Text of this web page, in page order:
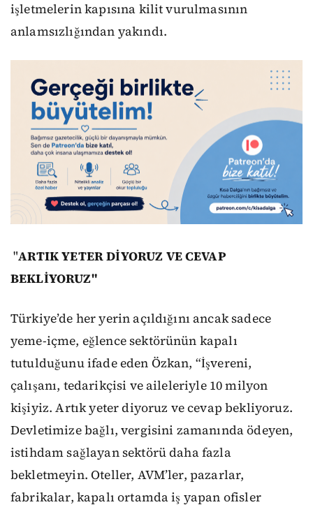
işletmelerin kapısına kilit vurulmasının
anlamsızlığından yakındı.
"ARTIK YETER DİYORUZ VE CEVAP
BEKLİYORUZ"
Türkiye’de her yerin açıldığını ancak sadece
yeme-içme, eğlence sektörünün kapalı
tutulduğunu ifade eden Özkan, “İşvereni,
çalışanı, tedarikçisi ve aileleriyle 10 milyon
kişiyiz. Artık yeter diyoruz ve cevap bekliyoruz.
Devletimize bağlı, vergisini zamanında ödeyen,
istihdam sağlayan sektörü daha fazla
bekletmeyin. Oteller, AVM’ler, pazarlar,
fabrikalar, kapalı ortamda iş yapan ofisler